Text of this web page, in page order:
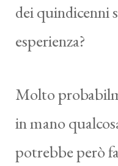
dei quindicenni
esperienza?
Molto
in mano
potrebbe però